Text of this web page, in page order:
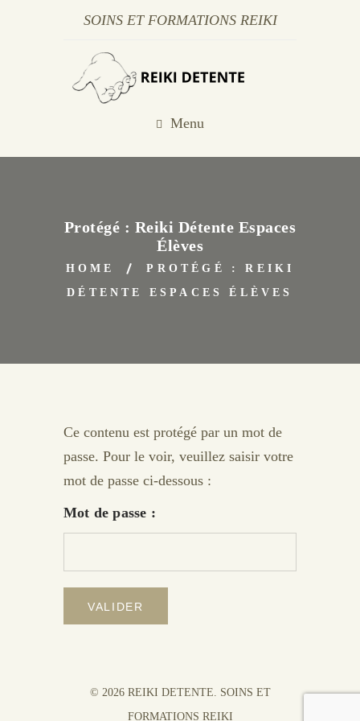
SOINS ET FORMATIONS REIKI
Menu
Protégé : Reiki Détente Espaces
Élèves
HOME
PROTÉGÉ : REIKI
DÉTENTE ESPACES ÉLÈVES
Ce contenu est protégé par un mot de
passe. Pour le voir, veuillez saisir votre
mot de passe ci-dessous :
Mot de passe :
© 2026 REIKI DETENTE. SOINS ET
FORMATIONS REIKI